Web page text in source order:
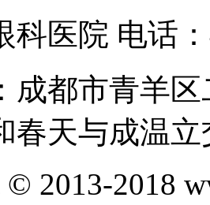
科医院 电话
成都市青羊
春天与成温
© 2013-2018